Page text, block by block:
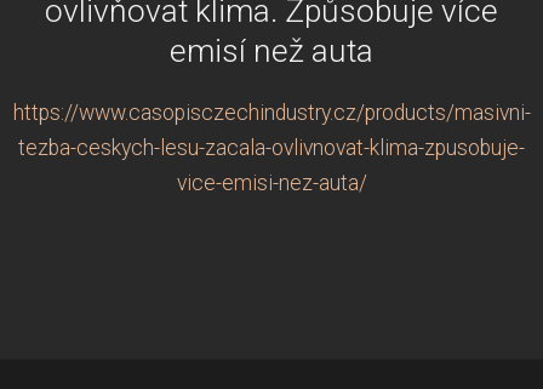
ovlivňovat klima. Způsobuje více
emisí než auta
https://www.casopisczechindustry.cz/products/masivni-
tezba-ceskych-lesu-zacala-ovlivnovat-klima-zpusobuje-
vice-emisi-nez-auta/